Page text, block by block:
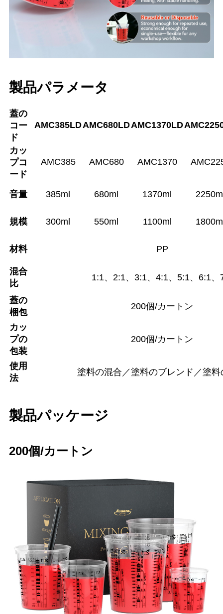
製品パラメータ
蓋の
コー
ド
AMC385LDAMC680LDAMC1370LD
カッ
プコ
ード
AMC385 AMC680 AMC1370
音量 385ml 680ml 1370ml
規模 300ml 550ml 1100ml
材料 PP
混合
比
1:1、2:1、3:1、4:1、5:1、6:1、
蓋の
梱包
200個/カートン
カッ
プの
包装
200個/カートン
使用
法
塗料の混合／塗料のブレンド／塗料
製品パッケージ
200個/カートン